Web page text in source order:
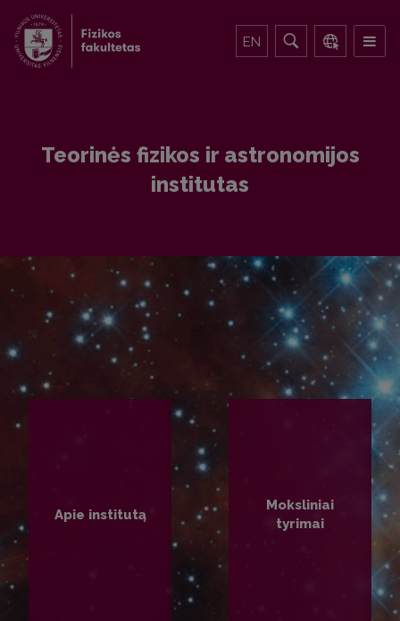
EN
Teorinės fizikos ir astronomijos
institutas
Apie institutą
Moksliniai
tyrimai